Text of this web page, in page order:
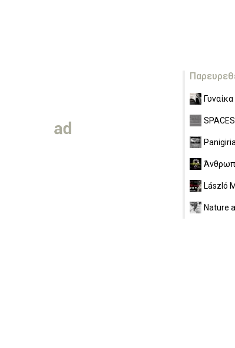
Γυναίκα
SPACES
Panigiria
László
Nature